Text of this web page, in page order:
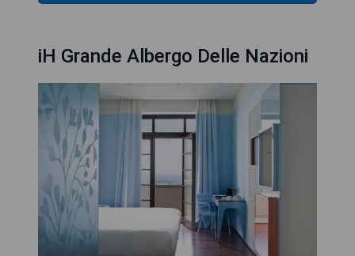
iH Grande Albergo Delle Nazioni